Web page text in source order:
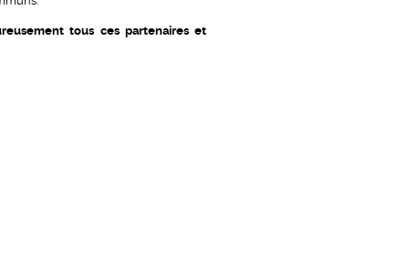
tous ces partenaires et